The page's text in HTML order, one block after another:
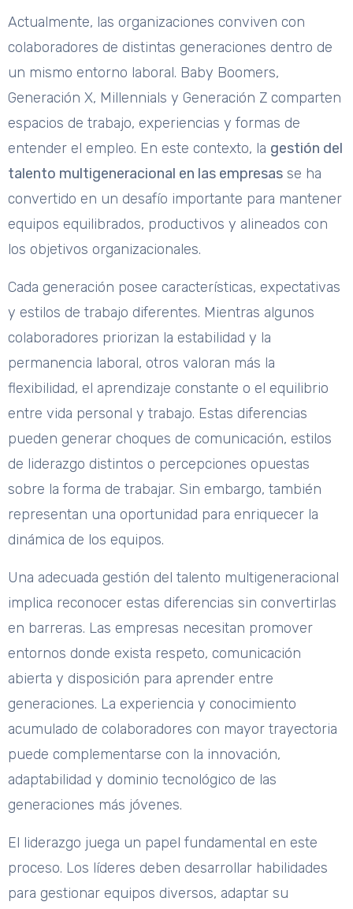
Actualmente, las organizaciones conviven con
colaboradores de distintas generaciones dentro de
un mismo entorno laboral. Baby Boomers,
Generación X, Millennials y Generación Z comparten
espacios de trabajo, experiencias y formas de
entender el empleo. En este contexto, la gestión del
talento multigeneracional en las empresas se ha
convertido en un desafío importante para mantener
equipos equilibrados, productivos y alineados con
los objetivos organizacionales.
Cada generación posee características, expectativas
y estilos de trabajo diferentes. Mientras algunos
colaboradores priorizan la estabilidad y la
permanencia laboral, otros valoran más la
flexibilidad, el aprendizaje constante o el equilibrio
entre vida personal y trabajo. Estas diferencias
pueden generar choques de comunicación, estilos
de liderazgo distintos o percepciones opuestas
sobre la forma de trabajar. Sin embargo, también
representan una oportunidad para enriquecer la
dinámica de los equipos.
Una adecuada gestión del talento multigeneracional
implica reconocer estas diferencias sin convertirlas
en barreras. Las empresas necesitan promover
entornos donde exista respeto, comunicación
abierta y disposición para aprender entre
generaciones. La experiencia y conocimiento
acumulado de colaboradores con mayor trayectoria
puede complementarse con la innovación,
adaptabilidad y dominio tecnológico de las
generaciones más jóvenes.
El liderazgo juega un papel fundamental en este
proceso. Los líderes deben desarrollar habilidades
para gestionar equipos diversos, adaptar su